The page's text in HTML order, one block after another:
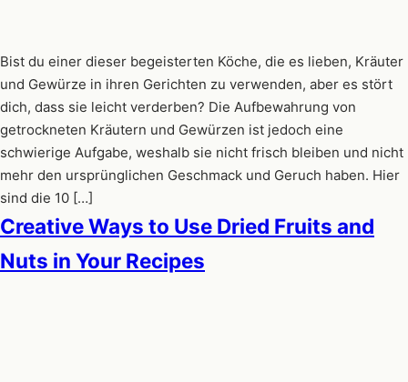
Bist du einer dieser begeisterten Köche, die es lieben, Kräuter
und Gewürze in ihren Gerichten zu verwenden, aber es stört
dich, dass sie leicht verderben? Die Aufbewahrung von
getrockneten Kräutern und Gewürzen ist jedoch eine
schwierige Aufgabe, weshalb sie nicht frisch bleiben und nicht
mehr den ursprünglichen Geschmack und Geruch haben. Hier
sind die 10 […]
Creative Ways to Use Dried Fruits and
Nuts in Your Recipes